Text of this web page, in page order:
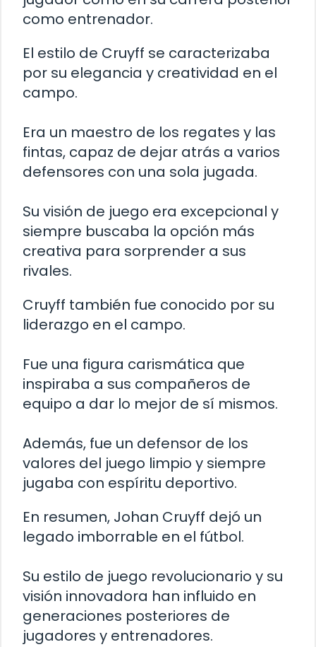
como entrenador.
El estilo de Cruyff se caracterizaba
por su elegancia y creatividad en el
campo.
Era un maestro de los regates y las
fintas, capaz de dejar atrás a varios
defensores con una sola jugada.
Su visión de juego era excepcional y
siempre buscaba la opción más
creativa para sorprender a sus
rivales.
Cruyff también fue conocido por su
liderazgo en el campo.
Fue una figura carismática que
inspiraba a sus compañeros de
equipo a dar lo mejor de sí mismos.
Además, fue un defensor de los
valores del juego limpio y siempre
jugaba con espíritu deportivo.
En resumen, Johan Cruyff dejó un
legado imborrable en el fútbol.
Su estilo de juego revolucionario y su
visión innovadora han influido en
generaciones posteriores de
jugadores y entrenadores.